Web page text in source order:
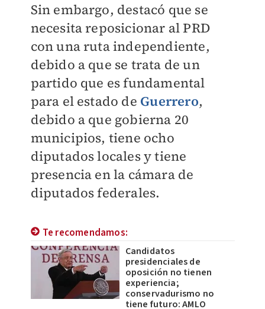
Sin embargo, destacó que se
necesita reposicionar al PRD
con una ruta independiente,
debido a que se trata de un
partido que es fundamental
para el estado de Guerrero,
debido a que gobierna 20
municipios, tiene ocho
diputados locales y tiene
presencia en la cámara de
diputados federales.
Te recomendamos:
Candidatos
presidenciales de
oposición no tienen
experiencia;
conservadurismo no
tiene futuro: AMLO